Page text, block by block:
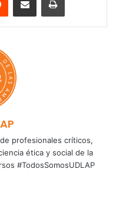
profesionales críticos,
ética y social de la
#TodosSomosUDLAP